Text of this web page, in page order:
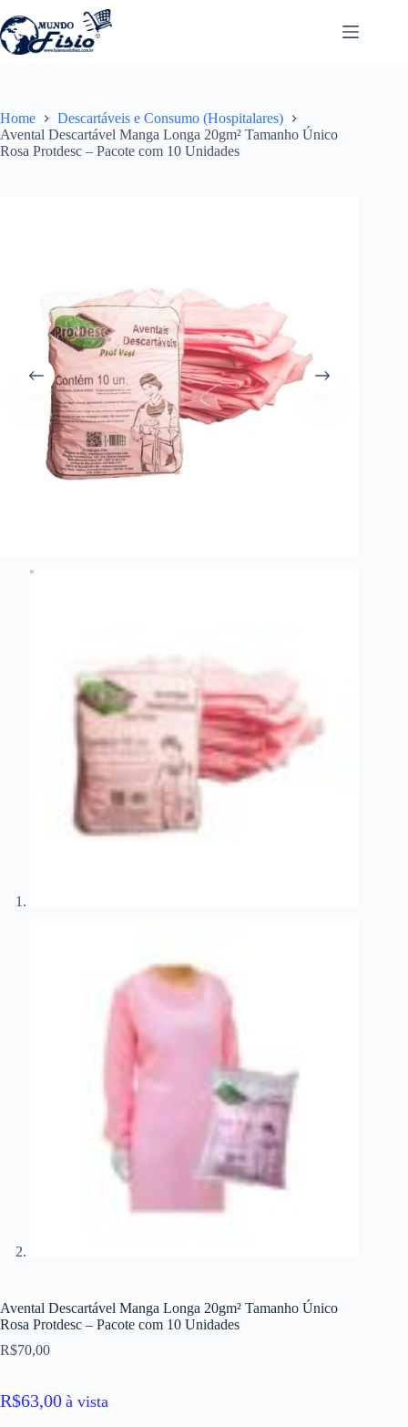
para
o
conteúdo
Home
Descartáveis e Consumo (Hospitalares)
Avental Descartável Manga Longa 20gm² Tamanho Único
Rosa Protdesc – Pacote com 10 Unidades
Avental Descartável Manga Longa 20gm² Tamanho Único
Rosa Protdesc – Pacote com 10 Unidades
R$70,00
R$63,00 à vista